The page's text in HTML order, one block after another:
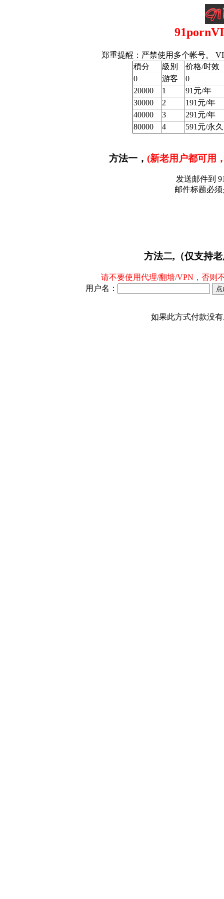
郑重提醒：严禁使用多个帐号。
積分
級別
价格/时效
0
游客
0
20000
1
91元/年
30000
2
191元/年
40000
3
291元/年
80000
4 591元/永久
方法一， (新老用户都可
发送邮件到
邮件标题必
方法二,（仅支持
请不要使用代理/翻墙/VPN，否则
用户名：
如果此方式付款没